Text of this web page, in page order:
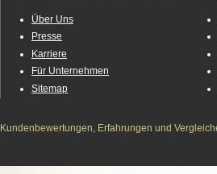
Über Uns
Presse
Karriere
Für Unternehmen
Sitemap
Kundenbewertungen, Erfahrungen und